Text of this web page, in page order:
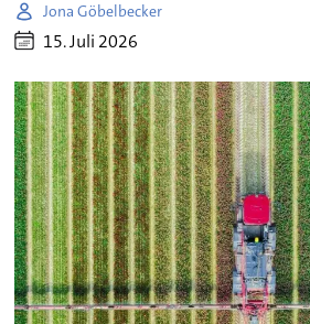
Jona Göbelbecker
15. Juli 2026